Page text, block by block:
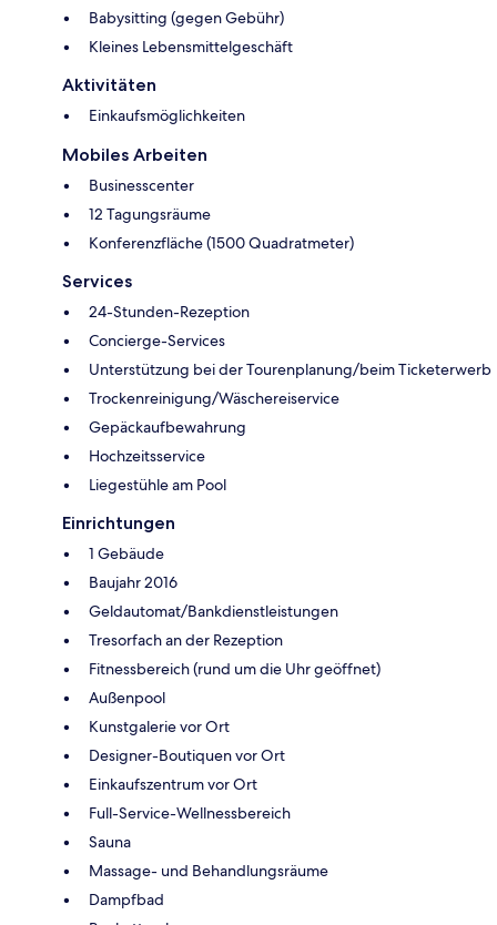
Babysitting (gegen Gebühr)
Kleines Lebensmittelgeschäft
Aktivitäten
Einkaufsmöglichkeiten
Mobiles Arbeiten
Businesscenter
12 Tagungsräume
Konferenzfläche (1500 Quadratmeter)
Services
24-Stunden-Rezeption
Concierge-Services
Unterstützung bei der Tourenplanung/beim Ticketerwerb
Trockenreinigung/Wäschereiservice
Gepäckaufbewahrung
Hochzeitsservice
Liegestühle am Pool
Einrichtungen
1 Gebäude
Baujahr 2016
Geldautomat/Bankdienstleistungen
Tresorfach an der Rezeption
Fitnessbereich (rund um die Uhr geöffnet)
Außenpool
Kunstgalerie vor Ort
Designer-Boutiquen vor Ort
Einkaufszentrum vor Ort
Full-Service-Wellnessbereich
Sauna
Massage- und Behandlungsräume
Dampfbad